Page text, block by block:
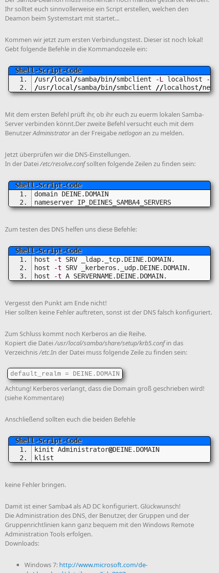
Ihr solltet euch sinnvollerweise ein Script erstellen, welchen den
Deamon beim Systemstart mit startet...
Kommen wir jetzt zum ersten Verbindungstest. Dieser ist noch lokal!
Gebt folgende Befehle in die Kommandozeile ein:
/usr/local /samba/bin/smbclient -L localhost -U
/usr/local /samba/bin/smbclient //localhost/
Mit dem ersten Befehl prüft ihr, ob ihr euch zu euerm lokalen Samba-
Server verbinden könnt.Der zweite Befehl versucht euch mit dem
BenutzerAdministratoran der Freigabenetlogonan zu melden.
Jetzt überprüfen wir die DNS-Einstellungen.
In der Datei/etc/resolve.confsollten folgende Zeilen zu finden sein:
domain DEINE.DOMAIN
nameserver IP_DEINES_SAMBA4_SERVERS
Zum testen des DNS helfen uns diese Befehle:
host -t SRV _ldap._tcp.DEINE.DOMAIN.
host
-t SRV _kerberos._udp.DEINE.DOMAIN.
host
-t A SERVERNAME.DEINE.DOMAIN.
Vergesst den Punkt am Ende nicht!
Hier sollten keine Fehler auftreten, sonst ist der DNS falsch konfiguriert.
Zum Schluss kommt noch Kerberos an die Reihe.
Kopiert die Datei/usr/local/samba/share/setup/krb5.confin das
Verzeichnis/etc.In der Datei muss folgende Zeile zu finden sein:
default_realm = DEINE.DOMAIN
Achtung! Kerberos verlangt, dass die Domain groß geschrieben wird!
(siehe Kommentare)
Anschließend sollten euch die beiden Befehle
kinit Administrator@DEINE.DOMAIN
klist
keine Fehler bringen.
Damit ist einer Samba4 als AD DC konfiguriert. Glückwunsch!
Die Administration des DNS, der Benutzer, der Gruppen und der
Gruppenrichtlinien kann ganz bequem mit den Windows Remote
Administration Tools erfolgen.
Downloads:
Windows 7: http://www.microsoft.com/de-